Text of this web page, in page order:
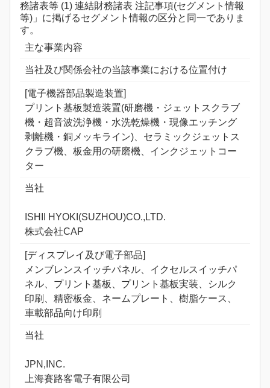
務諸表等 (1) 連結財務諸表 注記事項(セグメント情報
等)」に掲げるセグメント情報の区分と同一でありま
す。
主な事業内容
当社及び関係会社の当該事業における位置付け
[電子機器部品製造装置]
プリント基板製造装置(研磨機・ジェットスクラブ
機・超音波洗浄機・水洗乾燥機・現像エッチング
剥離機・銅メッキライン)、セラミックジェットス
クラブ機、板金用の研磨機、インクジェットコー
ター
当社
ISHII HYOKI(SUZHOU)CO.,LTD.
株式会社CAP
[ディスプレイ及び電子部品]
メンブレンスイッチパネル、イクセルスイッチパ
ネル、プリント基板、プリント基板実装、シルク
印刷、精密板金、ネームプレート、樹脂ケース、
車載部品向け印刷
当社
JPN,INC.
上海賽路客電子有限公司